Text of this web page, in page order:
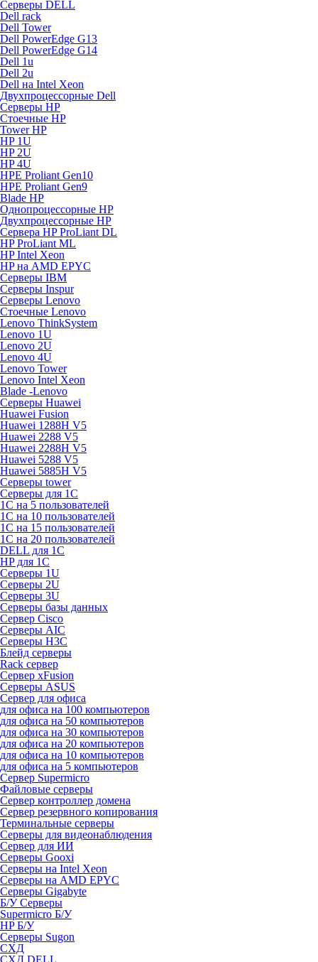
Серверы DELL
Dell rack
Dell Tower
Dell PowerEdge G13
Dell PowerEdge G14
Dell 1u
Dell 2u
Dell на Intel Xeon
Двухпроцессорные Dell
Серверы HP
Стоечные HP
Tower HP
HP 1U
HP 2U
HP 4U
HPE Proliant Gen10
HPE Proliant Gen9
Blade HP
Однопроцессорные HP
Двухпроцессорные HP
Сервера HP ProLiant DL
HP ProLiant ML
HP Intel Xeon
HP на AMD EPYC
Серверы IBM
Серверы Inspur
Серверы Lenovo
Стоечные Lenovo
Lenovo ThinkSystem
Lenovo 1U
Lenovo 2U
Lenovo 4U
Lenovo Tower
Lenovo Intel Xeon
Blade -Lenovo
Серверы Huawei
Huawei Fusion
Huawei 1288H V5
Huawei 2288 V5
Huawei 2288H V5
Huawei 5288 V5
Huawei 5885H V5
Серверы tower
Серверы для 1C
1С на 5 пользователей
1С на 10 пользователей
1С на 15 пользователей
1С на 20 пользователей
DELL для 1С
HP для 1С
Серверы 1U
Серверы 2U
Серверы 3U
Серверы базы данных
Сервер Cisco
Серверы AIC
Серверы H3C
Блейд серверы
Rack сервер
Сервер xFusion
Серверы ASUS
Сервер для офиса
для офиса на 100 компьютеров
для офиса на 50 компьютеров
для офиса на 30 компьютеров
для офиса на 20 компьютеров
для офиса на 10 компьютеров
для офиса на 5 компьютеров
Сервер Supermicro
Файловые серверы
Сервер контроллер домена
Сервер резервного копирования
Терминальные серверы
Серверы для видеонаблюдения
Сервер для ИИ
Серверы Gooxi
Серверы на Intel Xeon
Серверы на AMD EPYC
Серверы Gigabyte
Б/У Серверы
Supermicro Б/У
HP Б/У
Серверы Sugon
СХД
СХД DELL